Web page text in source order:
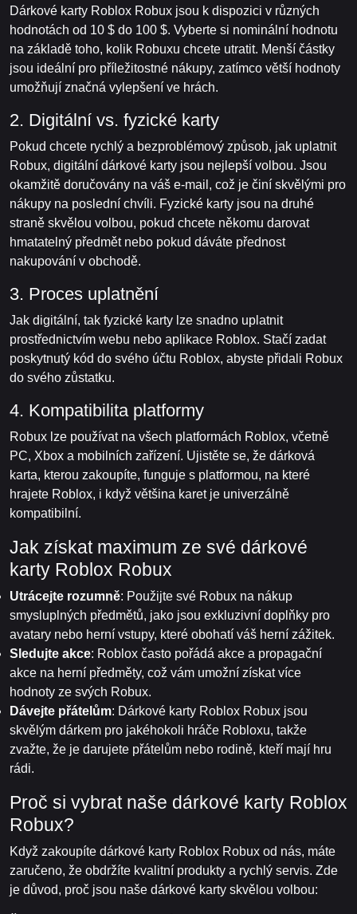
Dárkové karty Roblox Robux jsou k dispozici v různých
hodnotách od 10 $ do 100 $. Vyberte si nominální hodnotu
na základě toho, kolik Robuxu chcete utratit. Menší částky
jsou ideální pro příležitostné nákupy, zatímco větší hodnoty
umožňují značná vylepšení ve hrách.
2. Digitální vs. fyzické karty
Pokud chcete rychlý a bezproblémový způsob, jak uplatnit
Robux, digitální dárkové karty jsou nejlepší volbou. Jsou
okamžitě doručovány na váš e-mail, což je činí skvělými pro
nákupy na poslední chvíli. Fyzické karty jsou na druhé
straně skvělou volbou, pokud chcete někomu darovat
hmatatelný předmět nebo pokud dáváte přednost
nakupování v obchodě.
3. Proces uplatnění
Jak digitální, tak fyzické karty lze snadno uplatnit
prostřednictvím webu nebo aplikace Roblox. Stačí zadat
poskytnutý kód do svého účtu Roblox, abyste přidali Robux
do svého zůstatku.
4. Kompatibilita platformy
Robux lze používat na všech platformách Roblox, včetně
PC, Xbox a mobilních zařízení. Ujistěte se, že dárková
karta, kterou zakoupíte, funguje s platformou, na které
hrajete Roblox, i když většina karet je univerzálně
kompatibilní.
Jak získat maximum ze své dárkové
karty Roblox Robux
Utrácejte rozumně: Použijte své Robux na nákup
smysluplných předmětů, jako jsou exkluzivní doplňky pro
avatary nebo herní vstupy, které obohatí váš herní zážitek.
Sledujte akce: Roblox často pořádá akce a propagační
akce na herní předměty, což vám umožní získat více
hodnoty ze svých Robux.
Dávejte přátelům: Dárkové karty Roblox Robux jsou
skvělým dárkem pro jakéhokoli hráče Robloxu, takže
zvažte, že je darujete přátelům nebo rodině, kteří mají hru
rádi.
Proč si vybrat naše dárkové karty Roblox
Robux?
Když zakoupíte dárkové karty Roblox Robux od nás, máte
zaručeno, že obdržíte kvalitní produkty a rychlý servis. Zde
je důvod, proč jsou naše dárkové karty skvělou volbou: